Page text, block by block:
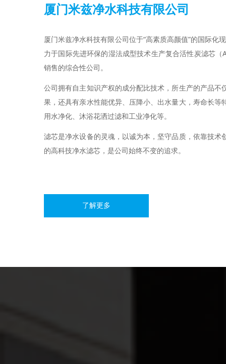
厦门米兹净水科技有限公司位于“高素质高颜值”的国际化
力于国际先进环保的湿法成型技术生产复合活性炭滤芯（
销售的综合性公司。
公司拥有自主知识产权的成分配比技术，所生产的产品不
果，还具有亲水性能优异、压降小、出水量大，寿命长等
用水净化、沐浴花洒过滤和工业净化等。
滤芯是净水设备的灵魂，以诚为本，坚守品质，依靠技术
的高科技净水滤芯，是公司始终不变的追求。
厦门米兹净水科技有限公司
了解更多